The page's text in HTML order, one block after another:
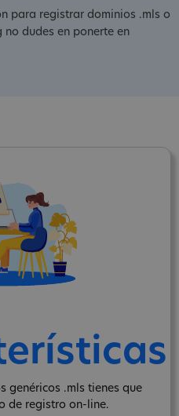
para registrar dominios .mls o
dudes en ponerte en
genéricos .mls tienes que
de registro on-line.